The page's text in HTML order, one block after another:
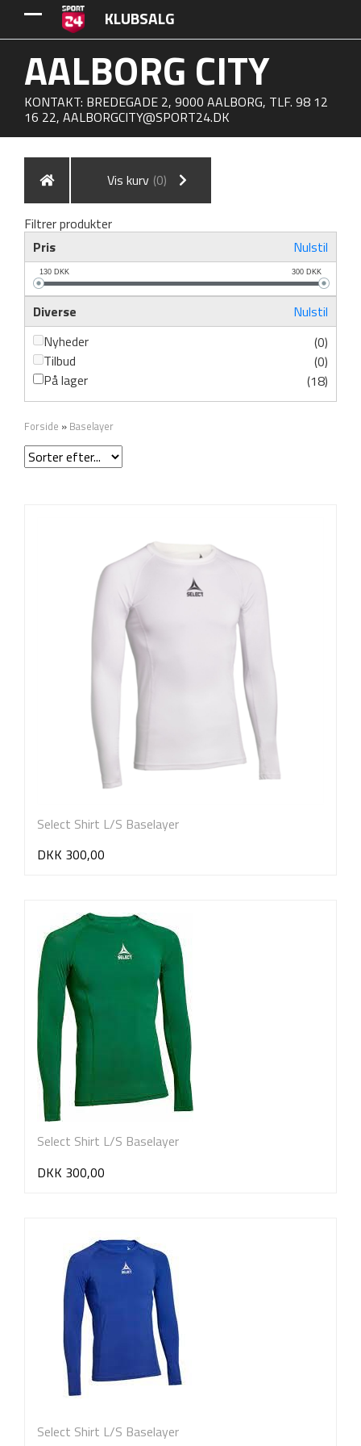
KLUBSALG
AALBORG CITY
KONTAKT: BREDEGADE 2, 9000 AALBORG, TLF. 98 12
16 22, AALBORGCITY@SPORT24.DK
Vis kurv (0)
Filtrer produkter
Pris
Nulstil
130 DKK 300 DKK
Diverse
Nulstil
Nyheder
(0)
Tilbud
(0)
På lager
(18)
Forside » Baselayer
Select Shirt L/S Baselayer
DKK 300,00
Select Shirt L/S Baselayer
DKK 300,00
Select Shirt L/S Baselayer